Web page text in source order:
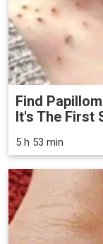
Find
It's The First
5 h 53 min